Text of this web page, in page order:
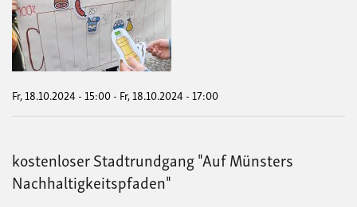
Fr, 18.10.2024 - 15:00- Fr, 18.10.2024 - 17:00
kostenloser Stadtrundgang "Auf Münsters
Nachhaltigkeitspfaden"